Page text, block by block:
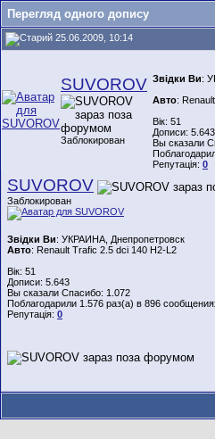
Перегляд одного допису
25.06.2009, 10:14
SUVOROV
Заблокирован
Звідки Ви:
Авто:
Вік: 51
Дописи: 5.643
Вы сказали
Репутація: 0
SUVOROV
Заблокирован
Звідки Ви: УКРАИНА, Днепропетровск
Авто: Renault Trafic 2.5 dci 140 H2-L2
Вік: 51
Дописи: 5.643
Вы сказали Спасибо: 1.072
Поблагодарили 1.576 раз(а) в 896
Репутація: 0